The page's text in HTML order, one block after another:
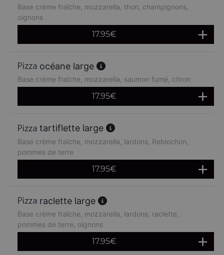
Base crème fraîche, mozzarella, thon, champignons,
oignons
17.95€
océane large
Base crème fraîche, mozzarella, saumon fumé, citron
17.95€
tartiflette large
Base crème fraîche, mozzarella, lardons, Reblochon,
pommes de terre
17.95€
raclette large
Base crème fraîche, mozzarella, lardons, raclette,
pommes de terre, oignons
17.95€